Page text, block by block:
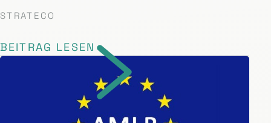
STRATECO
BEITRAG LESEN